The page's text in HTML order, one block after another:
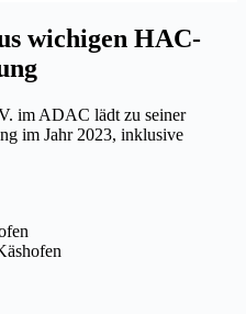
wichigen HAC-
im ADAC lädt zu seiner
im Jahr 2023, inklusive